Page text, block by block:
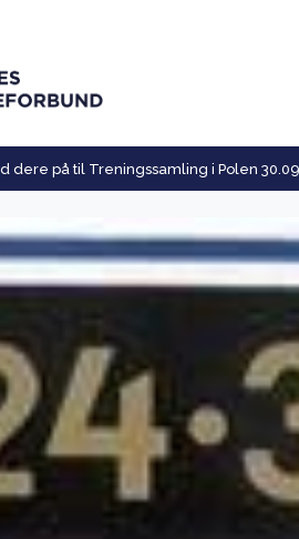
dere på til Treningssamling i Polen